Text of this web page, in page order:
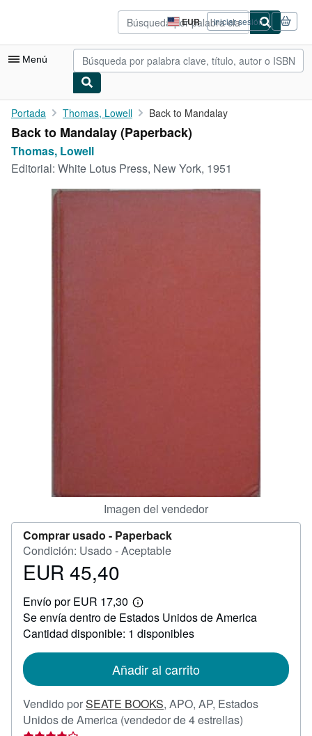
Pasar al contenido principal
EUR
Preferencias
de
compra
del
Iniciar sesión
Menú
Mi cuenta
Consultar mis pedidos
Búsqueda avanzada
Portada Thomas, Lowell Back to Mandalay
Back to Mandalay (Paperback)
Thomas, Lowell
Editorial: White Lotus Press, New York, 1951
Imagen del vendedor
Comprar usado - Paperback
Condición: Usado - Aceptable
Precio
45,40
EUR 45,40
Envío por EUR 17,30
Más
información
sobre
las
envío
Se envía dentro de Estados Unidos de America
Cantidad disponible: 1 disponibles
Añadir al carrito
Vendido porSEATE BOOKS, APO, AP, Estados
Unidos de America (vendedor de 4 estrellas)